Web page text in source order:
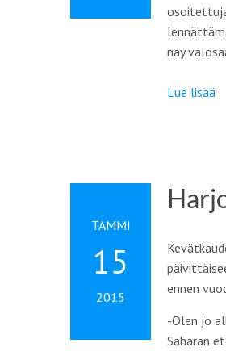
näy
Lue lisää
TAMMI
15
2015
ennen
-Olen jo
Saharan